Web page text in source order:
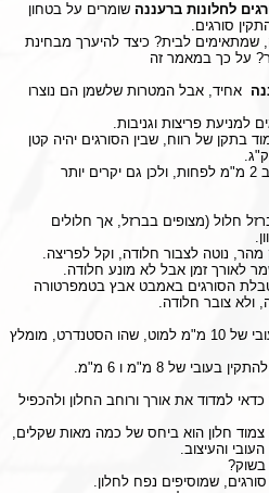
לחלונות ברעננה שומרים על בטחון
סורגים.
שמתאימים לבית? כיצד להיערך מבחינת
על כך במאמר זה
אחיד, אבל המטרות שלשמן הם נוצרו
למניעת פריצות וגניבות.
בתקן של רווח, שבין הסורגים יהיה קטן
הסורגים למניעת פריצות עבים יותר ב 2 מ"מ לפחות, ולכן גם יקרים יותר
חלול (מצופים בברזל, אך חלולים
נוטה לצבור חלודה, וקל לפריצה.
לאורך זמן אבל לא מונע חלודה.
הסורגים באמבט אבץ בטמפרטורה
ולא צובר חלודה.
בעובי של 10 מ"מ למוט, שהו הסטנדרט, מומלץ
של 8 מ"מ ו 6 מ"מ.
למדוד את אורך ורוחב החלון ולהכפיל
חלון הוא ביחס של כמה מאות שקלים,
והעיצוב.
בשוק?
שמוסיפים נפח לחלון.